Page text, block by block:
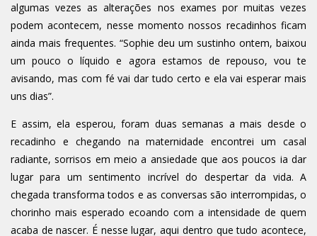
algumas vezes as alterações nos exames por muitas vezes
podem acontecem, nesse momento nossos recadinhos ficam
ainda mais frequentes. “Sophie deu um sustinho ontem, baixou
um pouco o líquido e agora estamos de repouso, vou te
avisando, mas com fé vai dar tudo certo e ela vai esperar mais
uns dias”.
E assim, ela esperou, foram duas semanas a mais desde o
recadinho e chegando na maternidade encontrei um casal
radiante, sorrisos em meio a ansiedade que aos poucos ia dar
lugar para um sentimento incrível do despertar da vida. A
chegada transforma todos e as conversas são interrompidas, o
chorinho mais esperado ecoando com a intensidade de quem
acaba de nascer. É nesse lugar, aqui dentro que tudo acontece,